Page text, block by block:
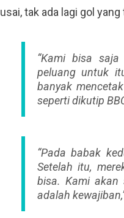
usai, tak ada lagi gol
“Kami bisa
peluang untuk
banyak
seperti dikutip
“Pada babak
Setelah itu,
bisa. Kami akan
adalah